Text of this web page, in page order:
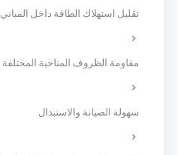
تقليل استهلاك الطاقة داخل المباني
مقاومة الظروف المناخية المختلفة
سهولة الصيانة والاستبدال